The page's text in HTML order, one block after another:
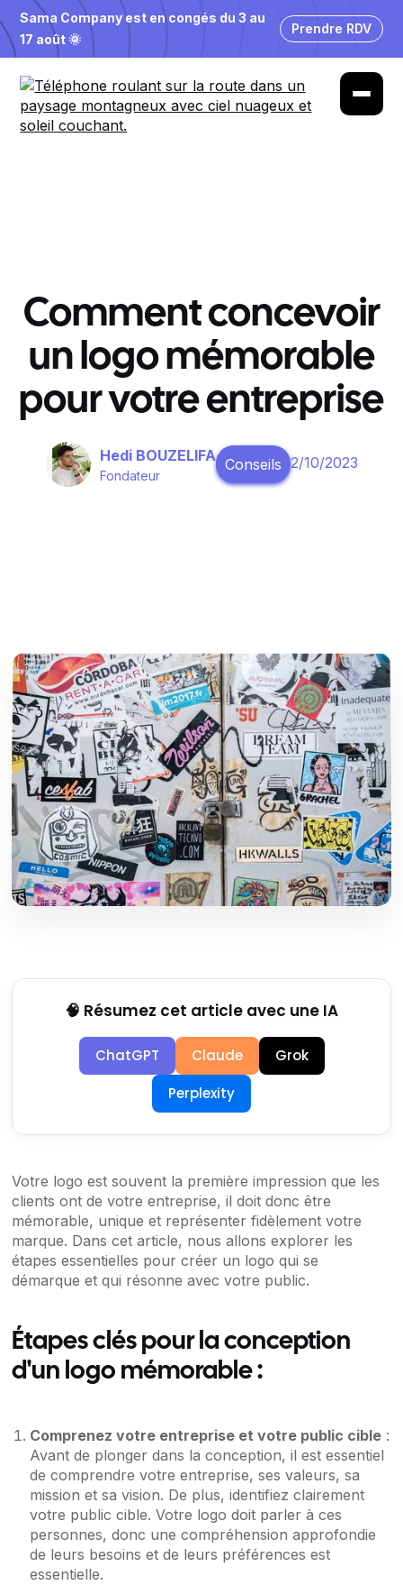
Sama Company est en congés du 3 au
17 août 🌞
Prendre RDV
Comment concevoir
un logo mémorable
pour votre entreprise
Hedi BOUZELIFA
Fondateur
Conseils 2/10/2023
🧠 Résumez cet article avec une IA
ChatGPT Claude
Grok
Perplexity
Votre logo est souvent la première impression que les
clients ont de votre entreprise, il doit donc être
mémorable, unique et représenter fidèlement votre
marque. Dans cet article, nous allons explorer les
étapes essentielles pour créer un logo qui se
démarque et qui résonne avec votre public.
Étapes clés pour la conception
d'un logo mémorable :
Comprenez votre entreprise et votre public cible :
Avant de plonger dans la conception, il est essentiel
de comprendre votre entreprise, ses valeurs, sa
mission et sa vision. De plus, identifiez clairement
votre public cible. Votre logo doit parler à ces
personnes, donc une compréhension approfondie
de leurs besoins et de leurs préférences est
essentielle.